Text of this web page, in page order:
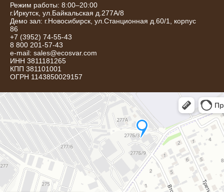
Режим работы: 8:00–20:00
г.Иркутск ул.Байкальская д.277А/8
Демо зал: г.Новосибирск, ул.Станционная д.60/1, корпус
86
+7 (3952) 74-55-43
8 800 201-57-43
e-mail: sales@ecosvar.com
ИНН 3811181265
КПП 381101001
ОГРН 1143850029157